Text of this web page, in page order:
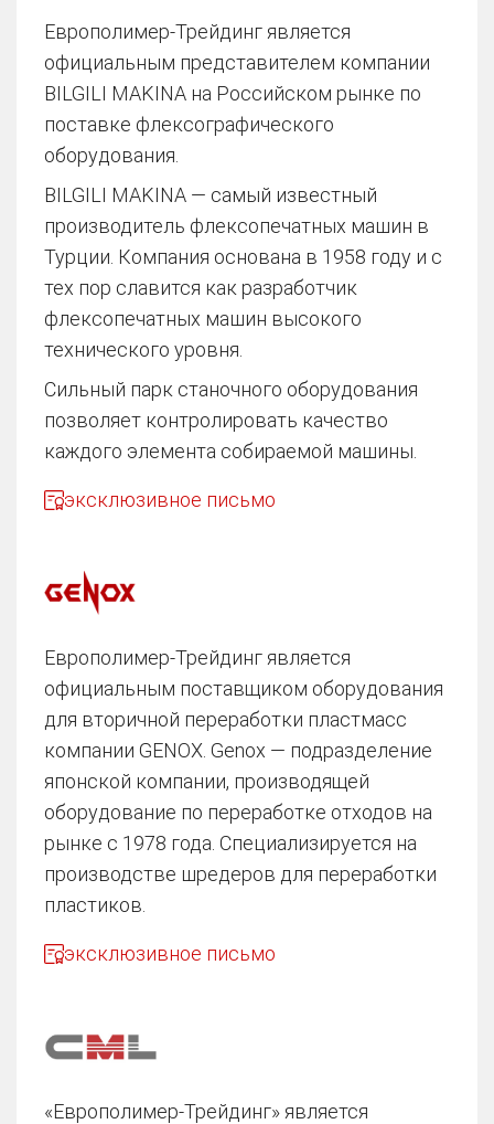
Европолимер-Трейдинг является
официальным представителем компании
BILGILI MAKINA на Российском рынке по
поставке флексографического
оборудования.
BILGILI MAKINA — самый известный
производитель флексопечатных машин в
Турции. Компания основана в 1958 году и с
тех пор славится как разработчик
флексопечатных машин высокого
технического уровня.
Сильный парк станочного оборудования
позволяет контролировать качество
каждого элемента собираемой машины.
эксклюзивное письмо
Европолимер-Трейдинг является
официальным поставщиком оборудования
для вторичной переработки пластмасс
компании GENOX. Genox — подразделение
японской компании, производящей
оборудование по переработке отходов на
рынке с 1978 года. Специализируется на
производстве шредеров для переработки
пластиков.
эксклюзивное письмо
«Европолимер-Трейдинг» является